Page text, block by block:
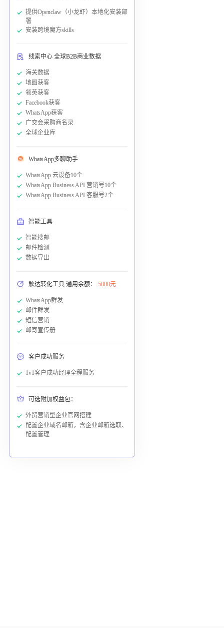
提供Openclaw（小龙虾）本地化安装部
署
安装跨境魔方skills
线索中心 全球B2B商业数据
海关数据
地图获客
领英获客
Facebook获客
WhatsApp获客
广交会采购商名录
全球企业库
WhatsApp多聊助手
WhatsApp 云设备10个
WhatsApp Business API 营销号10个
WhatsApp Business API 客服号2个
智能工具
智能搜邮
邮件检测
数据导出
触达转化工具 通用余额： 5000元
WhatsApp群发
邮件群发
短信营销
邮寄宣传册
客户成功服务
1v1客户成功经理全程服务
可选附加权益包：
外贸营销型企业官网搭建
配置企业域名邮箱，含企业邮箱选取、
配置管理